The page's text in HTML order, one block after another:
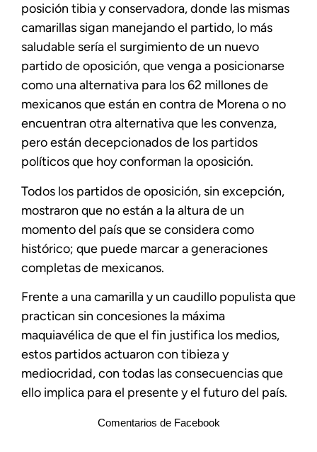
posición tibia y conservadora, donde las mismas
camarillas sigan manejando el partido, lo más
saludable sería el surgimiento de un nuevo
partido de oposición, que venga a posicionarse
como una alternativa para los 62 millones de
mexicanos que están en contra de Morena o no
encuentran otra alternativa que les convenza,
pero están decepcionados de los partidos
políticos que hoy conforman la oposición.
Todos los partidos de oposición, sin excepción,
mostraron que no están a la altura de un
momento del país que se considera como
histórico; que puede marcar a generaciones
completas de mexicanos.
Frente a una camarilla y un caudillo populista que
practican sin concesiones la máxima
maquiavélica de que el fin justifica los medios,
estos partidos actuaron con tibieza y
mediocridad, con todas las consecuencias que
ello implica para el presente y el futuro del país.
Comentarios de Facebook